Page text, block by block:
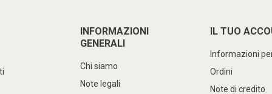
INFORMAZIONI
GENERALI
Chi siamo
Note legali
IL TUO
Informazioni
Ordini
Note di credito